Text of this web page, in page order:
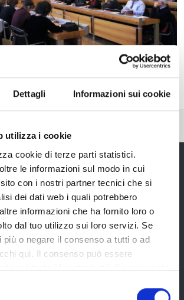
Dettagli Informazioni sui cookie
utilizza i cookie
cookie di terze parti statistici.
le informazioni sul modo in cui
con i nostri partner tecnici che si
dei dati web i quali potrebbero
informazioni che ha fornito loro o
dal tuo utilizzo sui loro servizi. Se
più o negare il consenso a tutti o ad
qui. Il consenso può essere
sul tasto "Accetta tutti". Se non vuole
di Reggio Emilia